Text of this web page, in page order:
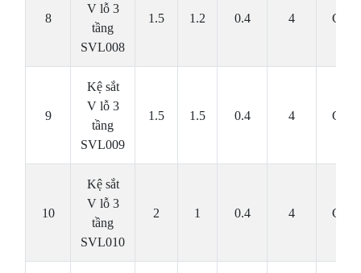
8
V lỗ 3
tầng
SVL008
1.5 1.2 0.4 4 Cái
9
Kệ sắt
V lỗ 3
tầng
SVL009
1.5 1.5 0.4 4 Cái
10
Kệ sắt
V lỗ 3
tầng
SVL010
2 1 0.4 4 Cái